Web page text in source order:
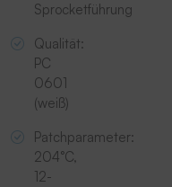
Sprocketführung
Qualität:
PC
0601
(weiß)
Patchparameter:
204°C,
12-